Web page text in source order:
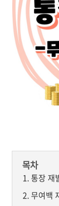
목차
통장 재
무여백